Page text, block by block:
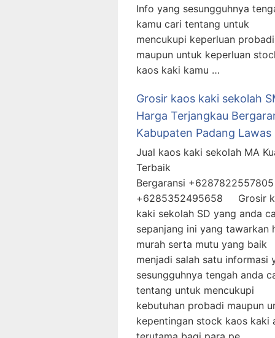
Info yang sesungguhnya
kamu cari tentang untuk
mencukupi keperluan probadi
maupun untuk keperluan
kaos kaki kamu …
Grosir kaos kaki sekolah
Harga Terjangkau
Kabupaten Padang Lawas
Jual kaos kaki sekolah MA
Terbaik
Bergaransi
+6285352495658 Grosir
kaki sekolah SD yang anda
sepanjang ini yang tawarkan
murah serta mutu yang baik
menjadi salah satu informasi
sesungguhnya tengah anda
tentang untuk mencukupi
kebutuhan probadi maupun
kepentingan stock kaos kaki